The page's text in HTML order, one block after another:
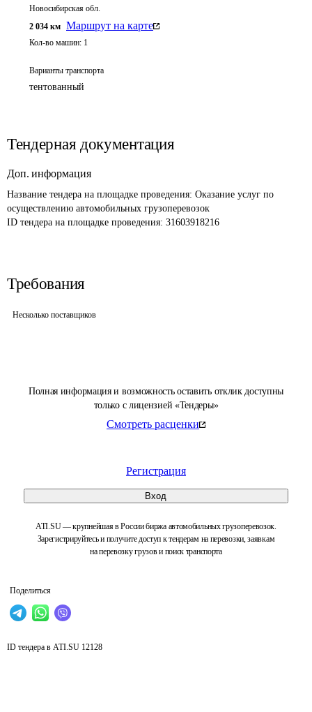
Полная информация и возможность оставить отклик доступны
только с лицензией «Тендеры»
Смотреть расценки
Регистрация
Вход
ATI.SU — крупнейшая в России биржа автомобильных грузоперевозок.
Зарегистрируйтесь и получите доступ к тендерам на перевозки, заявкам
на перевозку грузов и поиск транспорта
Поделиться
Новосибирская обл.
2 034 км Маршрут на карте
Кол-во машин: 1
Варианты транспорта
тентованный
Тендерная документация
Доп. информация
Название тендера на площадке проведения: Оказание услуг по
осуществлению автомобильных грузоперевозок
ID тендера на площадке проведения: 31603918216
Требования
Несколько поставщиков
ID тендера в ATI.SU 12128